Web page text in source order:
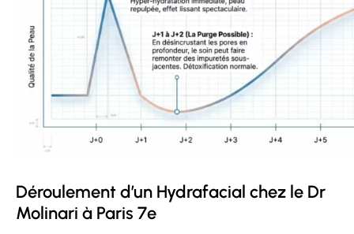
Déroulement d’un Hydrafacial chez le Dr
Molinari à Paris 7e